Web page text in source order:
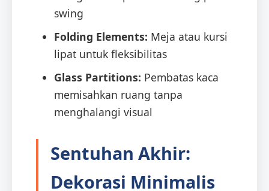
swing
Folding Elements: Meja atau kursi
lipat untuk fleksibilitas
Glass Partitions: Pembatas kaca
memisahkan ruang tanpa
menghalangi visual
Sentuhan Akhir:
Dekorasi Minimalis